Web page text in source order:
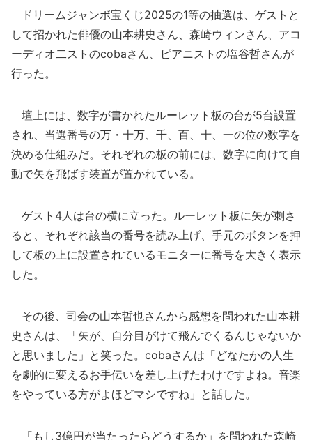
ドリームジャンボ宝くじ2025の1等の抽選は、ゲストと
して招かれた俳優の山本耕史さん、森崎ウィンさん、アコ
ーディオ二ストのcobaさん、ピアニストの塩谷哲さんが
行った。
壇上には、数字が書かれたルーレット板の台が5台設置
され、当選番号の万・十万、千、百、十、一の位の数字を
決める仕組みだ。それぞれの板の前には、数字に向けて自
動で矢を飛ばす装置が置かれている。
ゲスト4人は台の横に立った。ルーレット板に矢が刺さ
ると、それぞれ該当の番号を読み上げ、手元のボタンを押
して板の上に設置されているモニターに番号を大きく表示
した。
その後、司会の山本哲也さんから感想を問われた山本耕
史さんは、「矢が、自分目がけて飛んでくるんじゃないか
と思いました」と笑った。cobaさんは「どなたかの人生
を劇的に変えるお手伝いを差し上げたわけですよね。音楽
をやっている方がよほどマシですね」と話した。
「もし3億円が当たったらどうするか」を問われた森崎